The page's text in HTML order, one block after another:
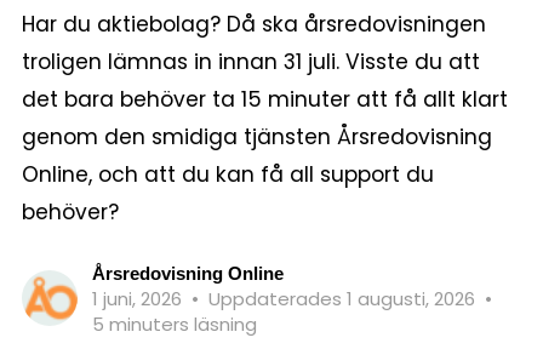
Har du aktiebolag? Då ska årsredovisningen
troligen lämnas in innan 31 juli. Visste du att
det bara behöver ta 15 minuter att få allt klart
genom den smidiga tjänsten Årsredovisning
Online, och att du kan få all support du
behöver?
Årsredovisning Online
1 juni, 2026 • Uppdaterades 1 augusti, 2026 •
5 minuters läsning